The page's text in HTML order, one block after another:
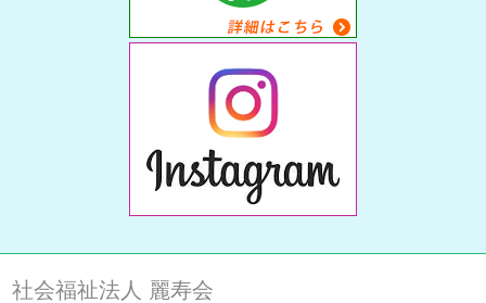
社会福祉法人 麗寿会